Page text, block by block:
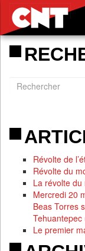
Révolte de
Révolte du
La révolte
Mercredi 20
Beas Torres
Tehuantepec
Le premier